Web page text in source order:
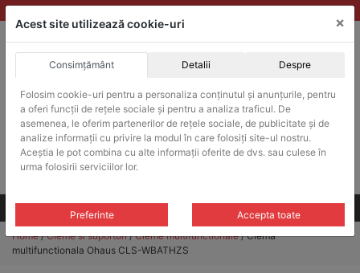
Skip
to
ACHIZITII PUBLICE
Produsele pot fi achizitionate si in sistemul SEAP / SICAP
Products
search
CAUTARE
Toate produsele
Home/Cleme si suporturi/Cleme multifunctionale/ Clema
multifunctionala Ohaus CLS-WBATHZS
Acest site utilizează cookie-uri ×
Consimțământ Detalii Despre
Folosim cookie-uri pentru a personaliza conținutul și anunțurile, pentru
a oferi funcții de rețele sociale și pentru a analiza traficul. De
asemenea, le oferim partenerilor de rețele sociale, de publicitate și de
analize informații cu privire la modul în care folosiți site-ul nostru.
Aceștia le pot combina cu alte informații oferite de dvs. sau culese în
urma folosirii serviciilor lor.
Preferinte Accepta toate